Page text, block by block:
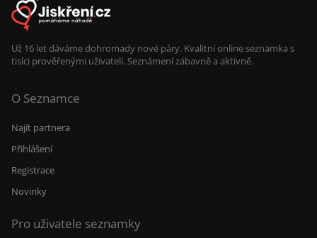
Už 16 let dáváme dohromady nové páry. Kvalitní online seznamka s
tisíci prověřenými uživateli. Seznámení zábavně a aktivně.
O Seznamce
Najít partnera
Přihlášení
Registrace
Novinky
Pro uživatele seznamky